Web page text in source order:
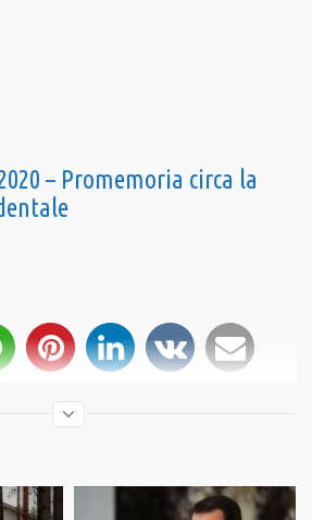
– Promemoria circa la